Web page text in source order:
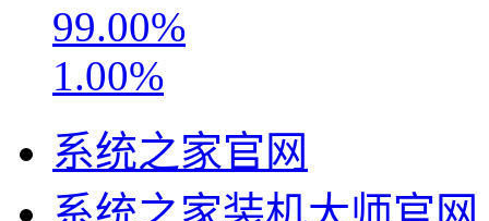
99.00%
1.00%
系统之家官网